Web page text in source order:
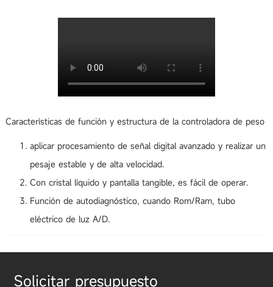
Características de función y estructura de la controladora de peso
aplicar procesamiento de señal digital avanzado y realizar un
pesaje estable y de alta velocidad.
Con cristal líquido y pantalla tangible, es fácil de operar.
Función de autodiagnóstico, cuando Rom/Ram, tubo
eléctrico de luz A/D.
Solicitar presupuesto